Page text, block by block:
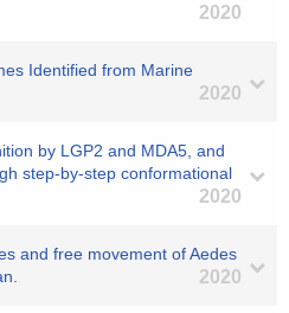
2020
Identified from Marine
2020
by LGP2 and MDA5, and
step-by-step conformational
2020
and free movement of Aedes
2020